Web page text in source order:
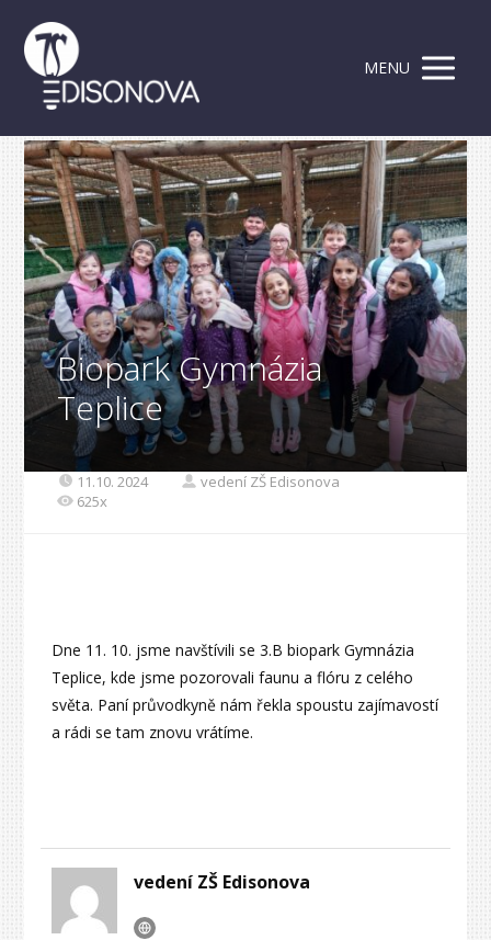
MENU
Biopark Gymnázia
Teplice
11.10. 2024
vedení ZŠ Edisonova
625x
Dne 11. 10. jsme navštívili se 3.B biopark Gymnázia
Teplice, kde jsme pozorovali faunu a flóru z celého
světa. Paní průvodkyně nám řekla spoustu zajímavostí
a rádi se tam znovu vrátíme.
vedení ZŠ Edisonova